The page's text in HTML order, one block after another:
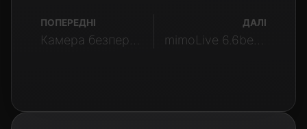
ПОПЕРЕДНІ ДАЛІ